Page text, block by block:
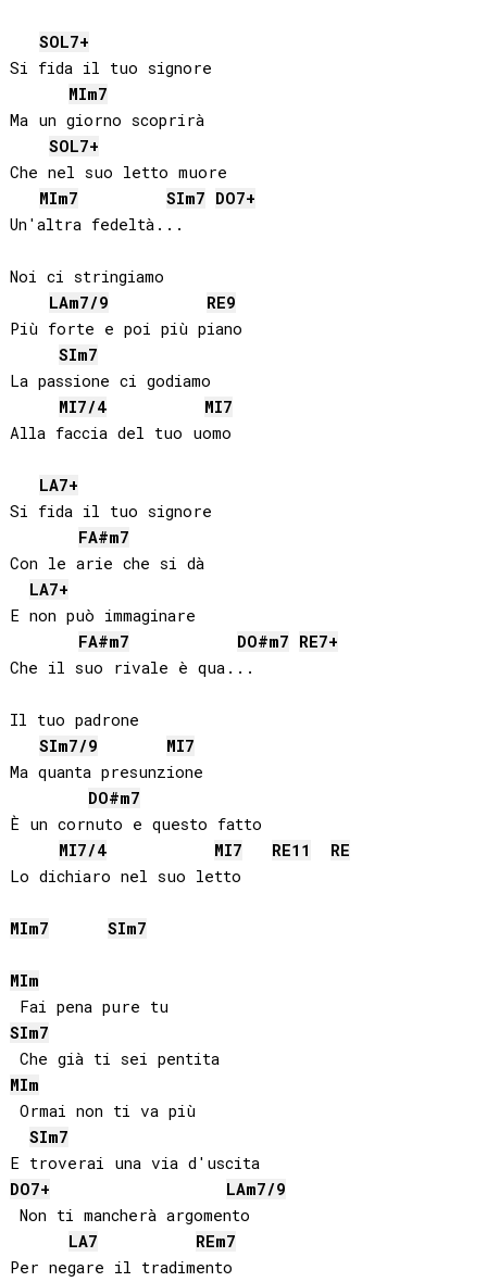
SOL7+
Si fida il tuo signore
MIm7
Ma un giorno scoprirà
SOL7+
Che nel suo letto muore
MIm7 SIm7 DO7+
Un'altra fedeltà...
Noi ci stringiamo
LAm7/9 RE9
Più forte e poi più piano
SIm7
La passione ci godiamo
MI7/4 MI7
LA7+
Si fida il tuo signore
FA#m7
Con le arie che si dà
LA7+
E non può immaginare
FA#m7 DO#m7 RE7+
Che il suo rivale è qua...
Il tuo padrone
SIm7/9 MI7
Ma quanta presunzione
DO#m7
È un cornuto e questo fatto
MI7/4 MI7 RE11
RE
MIm7 SIm7
MIm
SIm7
Che già ti sei pentita
MIm
Ormai non ti va più
SIm7
E troverai una via d'uscita
DO7+ LAm7/9
Non ti mancherà argomento
LA7 REm7
Per negare il tradimento